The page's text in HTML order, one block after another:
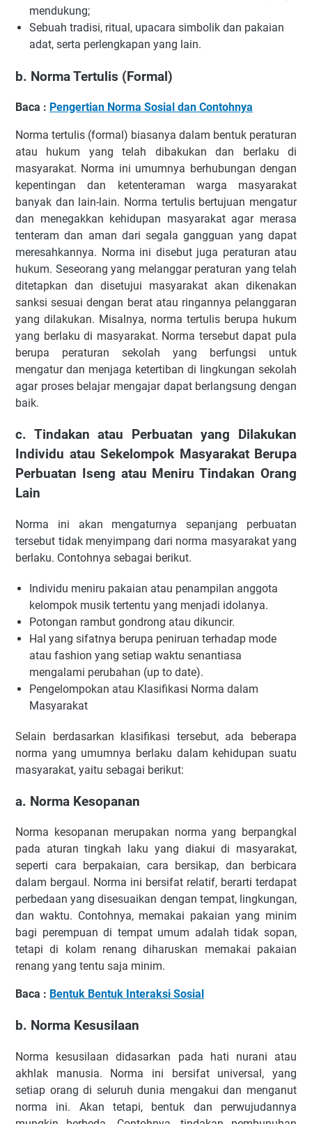
mendukung;
Sebuah tradisi, ritual, upacara simbolik dan pakaian
adat, serta perlengkapan yang lain.
b. Norma Tertulis (Formal)
Baca : Pengertian Norma Sosial dan Contohnya
Norma tertulis (formal) biasanya dalam bentuk peraturan
atau hukum yang telah dibakukan dan berlaku di
masyarakat. Norma ini umumnya berhubungan dengan
kepentingan dan ketenteraman warga masyarakat
banyak dan lain-lain. Norma tertulis bertujuan mengatur
dan menegakkan kehidupan masyarakat agar merasa
tenteram dan aman dari segala gangguan yang dapat
meresahkannya. Norma ini disebut juga peraturan atau
hukum. Seseorang yang melanggar peraturan yang telah
ditetapkan dan disetujui masyarakat akan dikenakan
sanksi sesuai dengan berat atau ringannya pelanggaran
yang dilakukan. Misalnya, norma tertulis berupa hukum
yang berlaku di masyarakat. Norma tersebut dapat pula
berupa peraturan sekolah yang berfungsi untuk
mengatur dan menjaga ketertiban di lingkungan sekolah
agar proses belajar mengajar dapat berlangsung dengan
baik.
c. Tindakan atau Perbuatan yang Dilakukan
Individu atau Sekelompok Masyarakat Berupa
Perbuatan Iseng atau Meniru Tindakan Orang
Lain
Norma ini akan mengaturnya sepanjang perbuatan
tersebut tidak menyimpang dari norma masyarakat yang
berlaku. Contohnya sebagai berikut.
Individu meniru pakaian atau penampilan anggota
kelompok musik tertentu yang menjadi idolanya.
Potongan rambut gondrong atau dikuncir.
Hal yang sifatnya berupa peniruan terhadap mode
atau fashion yang setiap waktu senantiasa
mengalami perubahan (up to date).
Pengelompokan atau Klasifikasi Norma dalam
Masyarakat
Selain berdasarkan klasifikasi tersebut, ada beberapa
norma yang umumnya berlaku dalam kehidupan suatu
masyarakat, yaitu sebagai berikut:
a. Norma Kesopanan
Norma kesopanan merupakan norma yang berpangkal
pada aturan tingkah laku yang diakui di masyarakat,
seperti cara berpakaian, cara bersikap, dan berbicara
dalam bergaul. Norma ini bersifat relatif, berarti terdapat
perbedaan yang disesuaikan dengan tempat, lingkungan,
dan waktu. Contohnya, memakai pakaian yang minim
bagi perempuan di tempat umum adalah tidak sopan,
tetapi di kolam renang diharuskan memakai pakaian
renang yang tentu saja minim.
Baca : Bentuk Bentuk Interaksi Sosial
b. Norma Kesusilaan
Norma kesusilaan didasarkan pada hati nurani atau
akhlak manusia. Norma ini bersifat universal, yang
setiap orang di seluruh dunia mengakui dan menganut
norma ini. Akan tetapi, bentuk dan perwujudannya